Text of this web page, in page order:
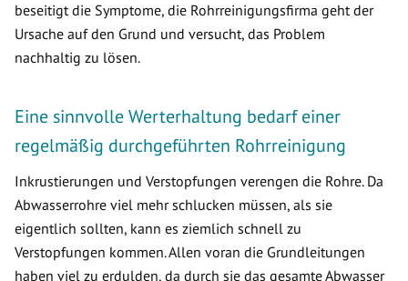
beseitigt die Symptome, die Rohrreinigungsfirma geht der
Ursache auf den Grund und versucht, das Problem
nachhaltig zu lösen.
Eine sinnvolle Werterhaltung bedarf einer
regelmäßig durchgeführten Rohrreinigung
Inkrustierungen und Verstopfungen verengen die Rohre. Da
Abwasserrohre viel mehr schlucken müssen, als sie
eigentlich sollten, kann es ziemlich schnell zu
Verstopfungen kommen. Allen voran die Grundleitungen
haben viel zu erdulden, da durch sie das gesamte Abwasser